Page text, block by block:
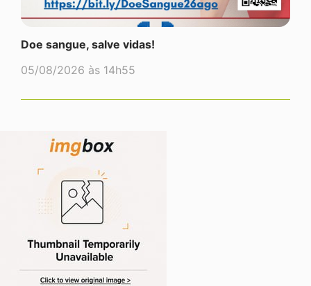
Doe sangue, salve vidas!
05/08/2026 às 14h55